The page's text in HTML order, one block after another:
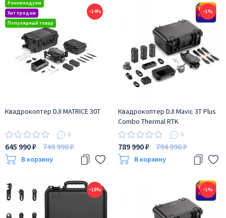
−14%
Квадрокоптер DJI MATRICE 30T
0
645 990 ₽ 749 990 ₽
В корзину
−1%
Квадрокоптер DJI Mavic 3T Plus
Combo Thermal RTK
0
789 990 ₽ 794 990 ₽
В корзину
−18% −1%